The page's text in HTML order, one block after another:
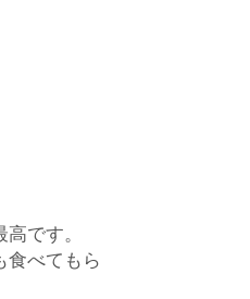
です。
食べてもら